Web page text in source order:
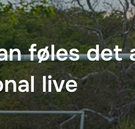
føles
live